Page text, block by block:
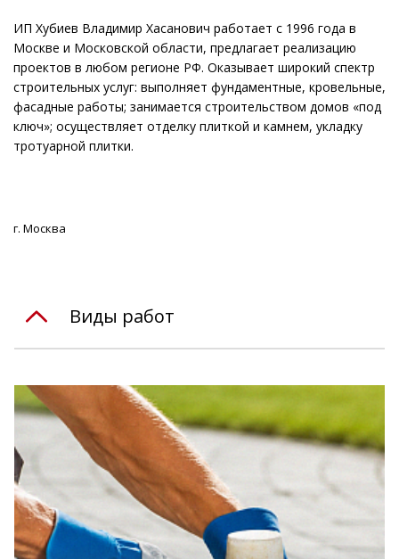
ИП Хубиев Владимир Хасанович работает с 1996 года в
Москве и Московской области, предлагает реализацию
проектов в любом регионе РФ. Оказывает широкий спектр
строительных услуг: выполняет фундаментные, кровельные,
фасадные работы; занимается строительством домов «под
ключ»; осуществляет отделку плиткой и камнем, укладку
тротуарной плитки.
г. Москва
Виды работ